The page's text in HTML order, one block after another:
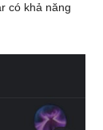
có khả năng